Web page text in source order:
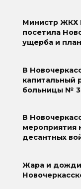
Министр ЖКХ
посетила
ущерба и
В
капитальный
больницы № 3
В
мероприятия
десантных
Жара и